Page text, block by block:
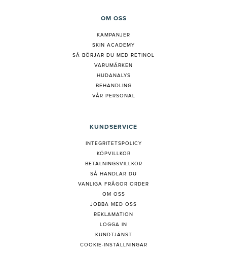
OM OSS
KAMPANJER
SKIN ACADEMY
SÅ BÖRJAR DU MED RETINOL
VARUMÄRKEN
HUDANALYS
BEHANDLING
VÅR PERSONAL
KUNDSERVICE
INTEGRITETSPOLICY
KÖPVILLKOR
BETALNINGSVILLKOR
SÅ HANDLAR DU
VANLIGA FRÅGOR ORDER
OM OSS
JOBBA MED OSS
REKLAMATION
LOGGA IN
KUNDTJÄNST
COOKIE-INSTÄLLNINGAR